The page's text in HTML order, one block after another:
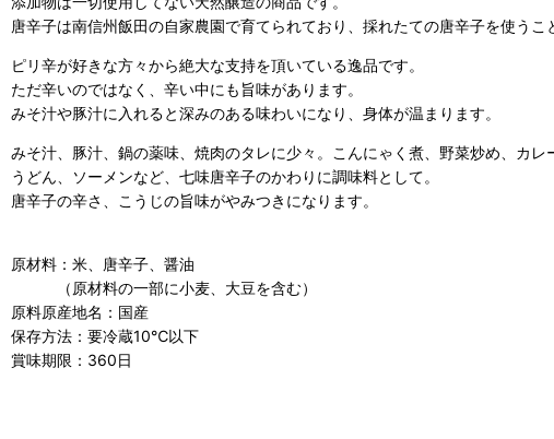
唐辛子は南信州飯田の自家農園で育てられており、採れたての唐辛子を使うこ
ピリ辛が好きな方々から絶大な支持を頂いている逸品です。
ただ辛いのではなく、辛い中にも旨味があります。
みそ汁や豚汁に入れると深みのある味わいになり、身体が温まります。
みそ汁、豚汁、鍋の薬味、焼肉のタレに少々。こんにゃく煮、野菜炒め、カレ
うどん、ソーメンなど、七味唐辛子のかわりに調味料として。
唐辛子の辛さ、こうじの旨味がやみつきになります。
原材料：米、唐辛子、醤油
（原材料の一部に小麦、大豆を含む）
原料原産地名：国産
保存方法：要冷蔵10℃以下
賞味期限：360日